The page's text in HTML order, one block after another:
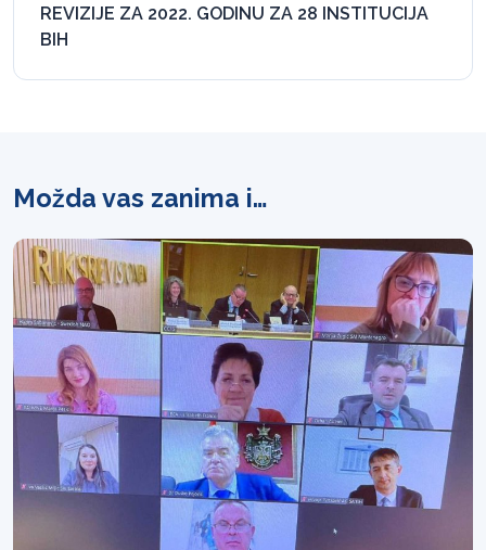
REVIZIJE ZA 2022. GODINU ZA 28 INSTITUCIJA
BIH
Možda vas zanima i…